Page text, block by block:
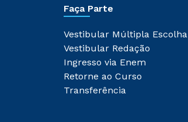
Faça Parte
Vestibular Múltipla Escolha
Vestibular Redação
Ingresso via Enem
Retorne ao Curso
Transferência